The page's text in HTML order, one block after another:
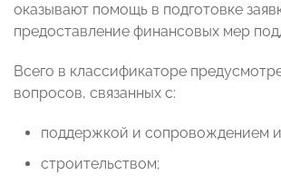
оказывают помощь в подготовке
предоставление финансовых мер
Всего в классификаторе
вопросов, связанных с:
поддержкой и сопровождением
строительством;